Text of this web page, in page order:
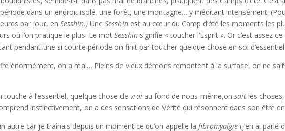
dans un endroit isolé, une forêt, une montagne… y méditant intensément.
par jour, enSesshin.)UneSesshin est au cœur du Camp d’été les moments les
où l’on pratique le plus. Le motSesshin signifie « toucher l’Esprit ». Or c’est assez ce
pendant une si courte période on finit par toucher quelque chose en soi d’essentiel.
énormément, on a mal… Pleins de vieux démons remontent à la surface, on ne
touche à l’essentiel, quelque chose devrai au fond de nous-même,onsait les
instinctivement, on a des sensations de Vérité qui résonnent dans son être
autre car je traînais depuis un moment ce qu’on appelle lafibromyalgie (j’en ai parlé